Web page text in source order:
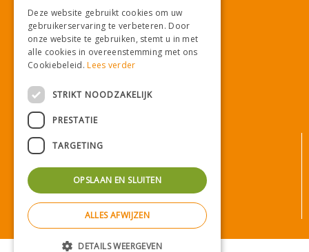
Download onze App!
Privacy statement
Bezorginformatie
Green Solutions|Tuincentrum Overzicht
Deze website gebruikt cookies om uw
gebruikerservaring te verbeteren. Door
onze website te gebruiken, stemt u in met
alle cookies in overeenstemming met ons
Cookiebeleid.Lees verder
STRIKT NOODZAKELIJK
PRESTATIE
TARGETING
OPSLAAN EN SLUITEN
ALLES AFWIJZEN
DETAILS WEERGEVEN